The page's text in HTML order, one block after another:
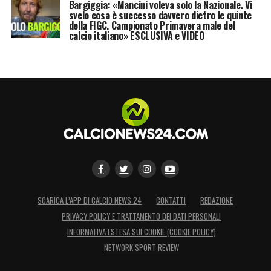
Bargiggia: «Mancini voleva solo la Nazionale. Vi
svelo cosa è successo davvero dietro le quinte
della FIGC. Campionato Primavera male del
calcio italiano» ESCLUSIVA e VIDEO
SCARICA L’APP DI CALCIO NEWS 24 CONTATTI
REDAZIONE
PRIVACY POLICY E TRATTAMENTO DEI DATI PERSONALI
INFORMATIVA ESTESA SUI COOKIE (COOKIE POLICY)
NETWORK SPORT REVIEW